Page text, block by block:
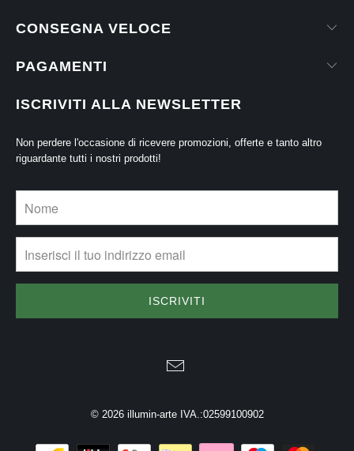
CONSEGNA VELOCE
PAGAMENTI
ISCRIVITI ALLA NEWSLETTER
Non perdere l'occasione di ricevere promozioni, offerte e tanto altro
riguardante tutti i nostri prodotti!
© 2026 illumin-arteIVA.:02599100902